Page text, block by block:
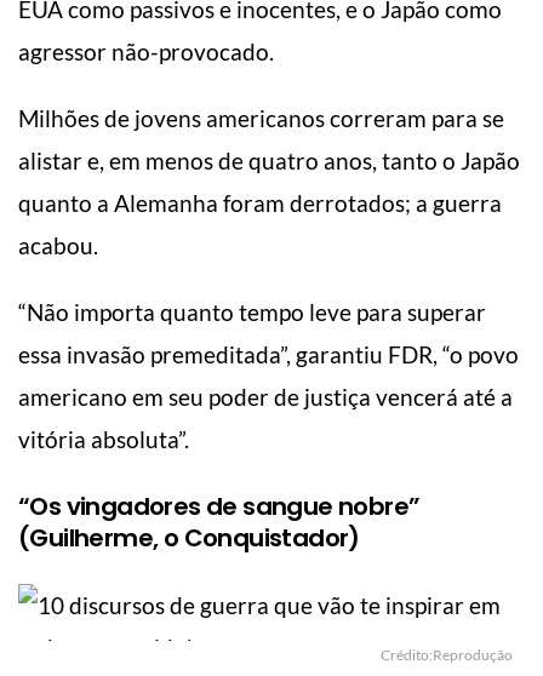
EUA como passivos e inocentes, e o Japão como
agressor não-provocado.
Milhões de jovens americanos correram para se
alistar e, em menos de quatro anos, tanto o Japão
quanto a Alemanha foram derrotados; a guerra
acabou.
“Não importa quanto tempo leve para superar
essa invasão premeditada”, garantiu FDR, “o povo
americano em seu poder de justiça vencerá até a
vitória absoluta”.
“Os vingadores de sangue nobre”
(Guilherme, o Conquistador)
Crédito:Reprodução